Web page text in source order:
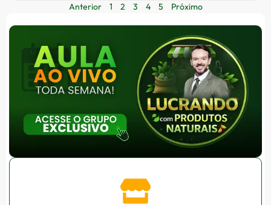
Anterior 1 2 3 4 5 Próximo